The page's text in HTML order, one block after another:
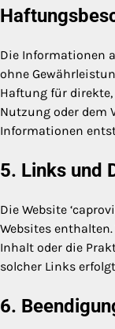
Die Informationen
ohne
Haftung für
Nutzung oder dem
Informationen
5. Links und
Die Website
Websites
Inhalt oder die
solcher Links
6.